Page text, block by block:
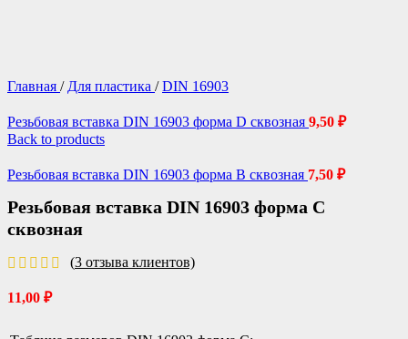
Главная / Для пластика / DIN 16903
Резьбовая вставка DIN 16903 форма D сквозная 9,50 ₽
Back to products
Резьбовая вставка DIN 16903 форма B сквозная 7,50 ₽
Резьбовая вставка DIN 16903 форма C
сквозная
(3 отзыва клиентов)
11,00 ₽